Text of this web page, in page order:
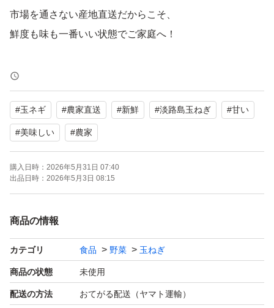
市場を通さない産地直送だからこそ、
鮮度も味も一番いい状態でご家庭へ！
・淡路島産 ゴリゴリオニオン
一歳でもゴリゴリ食べれる辛くない甘い玉ねぎ
淡路島の“今いちばんおいしい野菜”を、ぜひ味わってくだ
さい。
ええ、はい！ あなたです！
値段に合うのか、、、本当に良い玉ねぎなのか！
わかります。
#玉ネギ #農家直送 #新鮮 #淡路島玉ねぎ #甘い
#美味しい #農家
購入日時： 2026年5月31日 07:40
出品日時： 2026年5月3日 08:15
商品の情報
カテゴリ 食品 野菜 玉ねぎ
商品の状態 未使用
配送の方法 おてがる配送（ヤマト運輸）